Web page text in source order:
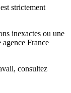
strictement
inexactes ou une
agence France
, consultez